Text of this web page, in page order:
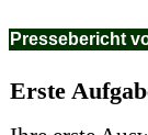
Pressebericht
Erste